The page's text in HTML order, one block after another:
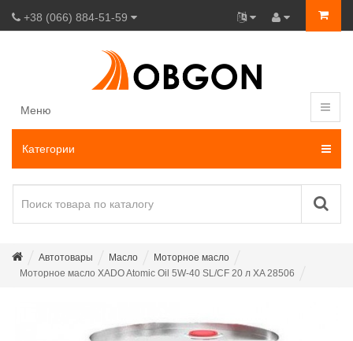
+38 (066) 884-51-59
Меню
Категории
Автотовары Масло
Моторное масло
Моторное масло XADO Atomic Oil 5W-40 SL/CF 20 л XA 28506